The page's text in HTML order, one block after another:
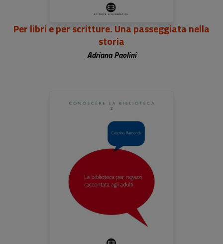
Per libri e per scritture. Una passeggiata nella
storia
Adriana Paolini